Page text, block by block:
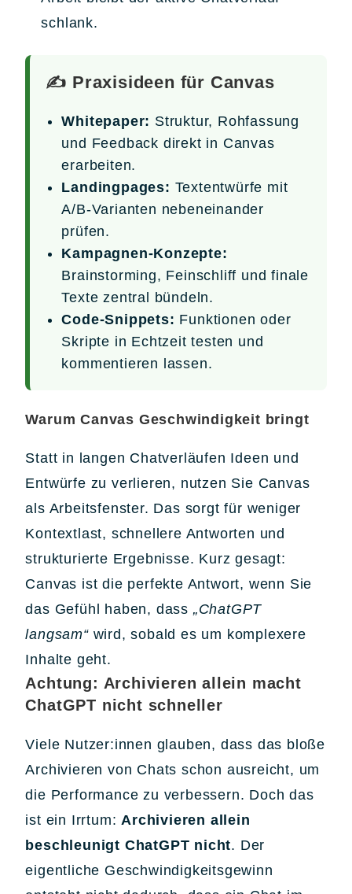
schlank.
✍️ Praxisideen für Canvas
Whitepaper: Struktur, Rohfassung
und Feedback direkt in Canvas
erarbeiten.
Landingpages: Textentwürfe mit
A/B-Varianten nebeneinander
prüfen.
Kampagnen-Konzepte:
Brainstorming, Feinschliff und finale
Texte zentral bündeln.
Code-Snippets: Funktionen oder
Skripte in Echtzeit testen und
kommentieren lassen.
Warum Canvas Geschwindigkeit bringt
Statt in langen Chatverläufen Ideen und
Entwürfe zu verlieren, nutzen Sie Canvas
als Arbeitsfenster. Das sorgt für weniger
Kontextlast, schnellere Antworten und
strukturierte Ergebnisse. Kurz gesagt:
Canvas ist die perfekte Antwort, wenn Sie
das Gefühl haben, dass „ChatGPT
langsam“wird, sobald es um komplexere
Inhalte geht.
Achtung: Archivieren allein macht
ChatGPT nicht schneller
Viele Nutzer:innen glauben, dass das bloße
Archivieren von Chats schon ausreicht, um
die Performance zu verbessern. Doch das
ist ein Irrtum: Archivieren allein
beschleunigt ChatGPT nicht. Der
eigentliche Geschwindigkeitsgewinn